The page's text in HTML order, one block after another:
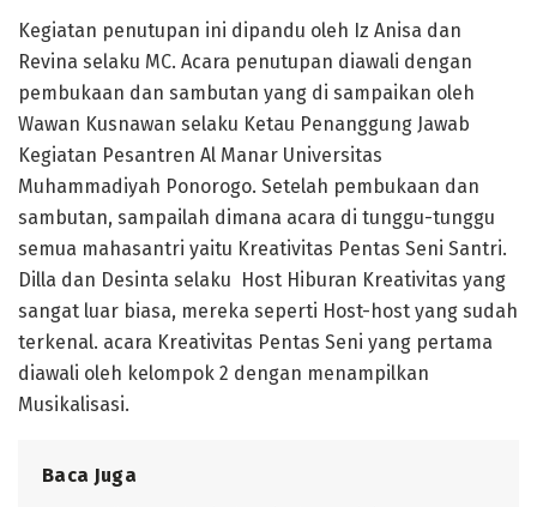
Kegiatan penutupan ini dipandu oleh Iz Anisa dan
Revina selaku MC. Acara penutupan diawali dengan
pembukaan dan sambutan yang di sampaikan oleh
Wawan Kusnawan selaku Ketau Penanggung Jawab
Kegiatan Pesantren Al Manar Universitas
Muhammadiyah Ponorogo. Setelah pembukaan dan
sambutan, sampailah dimana acara di tunggu-tunggu
semua mahasantri yaitu Kreativitas Pentas Seni Santri.
Dilla dan Desinta selaku Host Hiburan Kreativitas yang
sangat luar biasa, mereka seperti Host-host yang sudah
terkenal. acara Kreativitas Pentas Seni yang pertama
diawali oleh kelompok 2 dengan menampilkan
Musikalisasi.
Baca Juga